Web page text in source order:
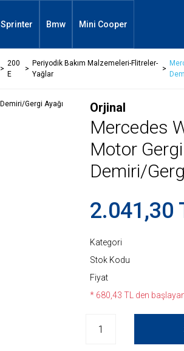
Sprinter Bmw Mini Cooper
200
E
Periyodik Bakım Malzemeleri-Flitreler-
Yağlar
Orjinal
Mercedes
Motor
Demiri/
2.041,30
Kategori
Stok Kodu
Fiyat
* 680,43 TL den